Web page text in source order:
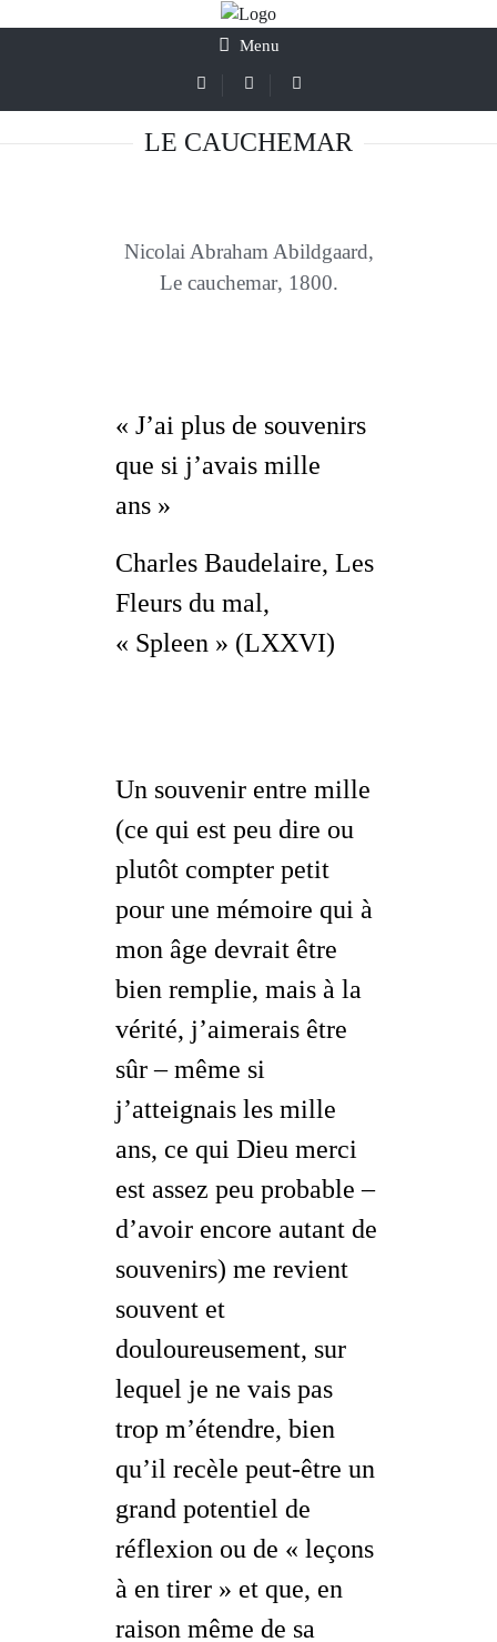
Menu
LE CAUCHEMAR
Nicolai Abraham Abildgaard,
Le cauchemar, 1800.
« J’ai plus de souvenirs
que si j’avais mille
ans »
Charles Baudelaire, Les
Fleurs du mal,
« Spleen » (LXXVI)
Un souvenir entre mille
(ce qui est peu dire ou
plutôt compter petit
pour une mémoire qui à
mon âge devrait être
bien remplie, mais à la
vérité, j’aimerais être
sûr – même si
j’atteignais les mille
ans, ce qui Dieu merci
est assez peu probable –
d’avoir encore autant de
souvenirs) me revient
souvent et
douloureusement, sur
lequel je ne vais pas
trop m’étendre, bien
qu’il recèle peut-être un
grand potentiel de
réflexion ou de « leçons
à en tirer » et que, en
raison même de sa